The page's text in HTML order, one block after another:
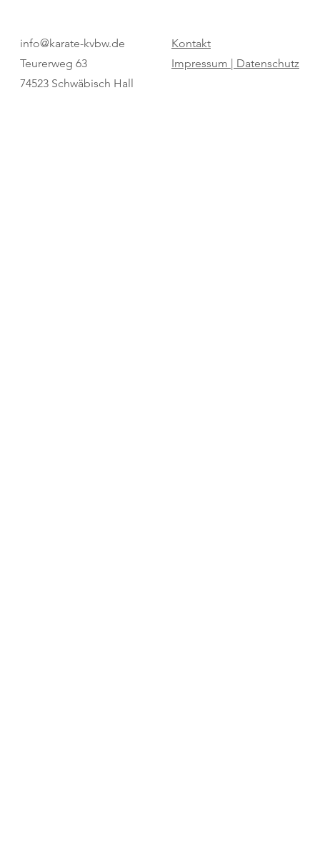
info@karate-kvbw.de
Teurerweg 63
74523 Schwäbisch Hall
Kontakt
Impressum | Datenschutz